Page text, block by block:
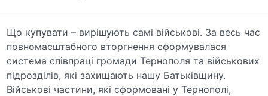
Що купувати – вирішують самі військові. За весь час
повномасштабного вторгнення сформувалася
система співпраці громади Тернополя та військових
підрозділів, які захищають нашу Батьківщину.
Військові частини, які сформовані у Тернополі,